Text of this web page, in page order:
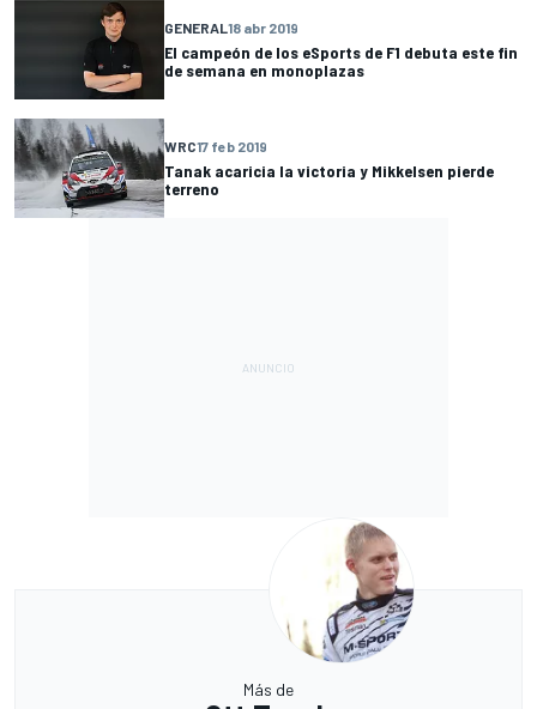
GENERAL18 abr 2019
El campeón de los eSports de F1 debuta este fin
de semana en monoplazas
WRC17 feb 2019
Tanak acaricia la victoria y Mikkelsen pierde
terreno
Más de